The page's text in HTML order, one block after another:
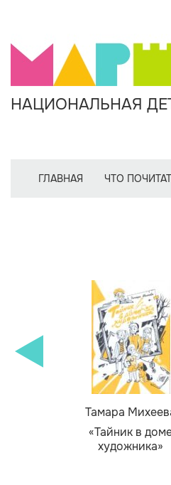
НАЦИОНАЛЬНАЯ
ГЛАВНАЯ ЧТО
Тамара
«Тайник в
художника»